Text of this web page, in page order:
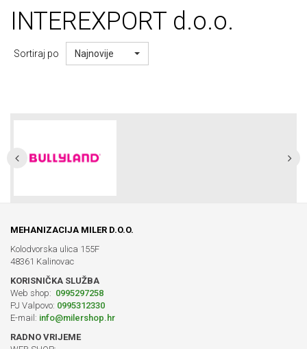
INTEREXPORT d.o.o.
Sortiraj po Najnovije
MEHANIZACIJA MILER D.O.O.
Kolodvorska ulica 155F
48361 Kalinovac
KORISNIČKA SLUŽBA
Web shop: 0995297258
PJ Valpovo: 0995312330
E-mail: info@milershop.hr
RADNO VRIJEME